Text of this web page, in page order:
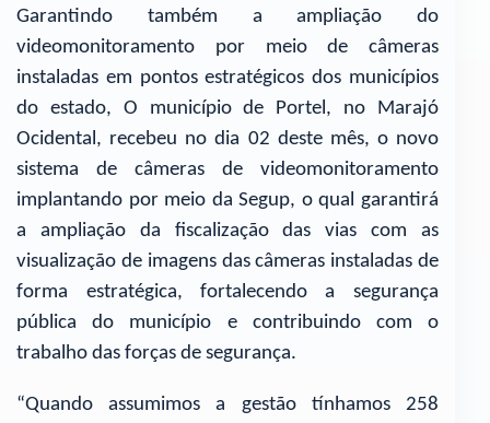
Garantindo também a ampliação do
videomonitoramento por meio de câmeras
instaladas em pontos estratégicos dos municípios
do estado, O município de Portel, no Marajó
Ocidental, recebeu no dia 02 deste mês, o novo
sistema de câmeras de videomonitoramento
implantando por meio da Segup, o qual garantirá
a ampliação da fiscalização das vias com as
visualização de imagens das câmeras instaladas de
forma estratégica, fortalecendo a segurança
pública do município e contribuindo com o
trabalho das forças de segurança.
“Quando assumimos a gestão tínhamos 258